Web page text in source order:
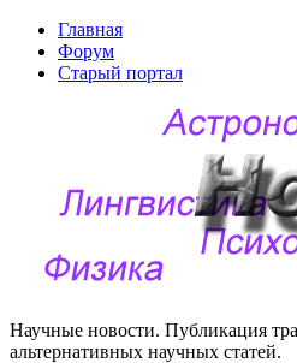
Главная
Форум
Старый портал
Научные новости. Публикация
альтернативных научных статей.